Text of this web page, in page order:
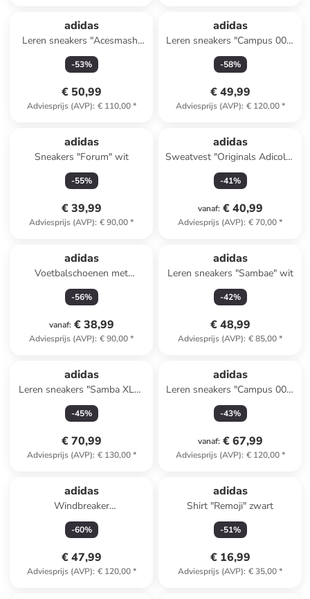
adidas
Leren sneakers "Acesmash"
beige
-53%
€ 50,99
Adviesprijs (AVP): € 110,00*
adidas
Leren sneakers "Campus 00s"
antraciet
-58%
€ 49,99
Adviesprijs (AVP): € 120,00*
adidas
Sneakers "Forum" wit
-55%
€ 39,99
Adviesprijs (AVP): € 90,00*
adidas
Sweatvest "Originals Adicolor
3-Stripes" turquoise
-41%
vanaf: € 40,99
Adviesprijs (AVP): € 70,00*
adidas
Voetbalschoenen met
multinoppen "Predator Freak
3 TF" donkerblauw
-56%
vanaf: € 38,99
Adviesprijs (AVP): € 90,00*
adidas
Leren sneakers "Sambae" wit
-42%
€ 48,99
Adviesprijs (AVP): € 85,00*
adidas
Leren sneakers "Samba XLG"
wit
-45%
€ 70,99
Adviesprijs (AVP): € 130,00*
adidas
Leren sneakers "Campus 00s"
paars
-43%
vanaf: € 67,99
Adviesprijs (AVP): € 120,00*
adidas
Windbreaker
donkerblauw/groen
-60%
€ 47,99
Adviesprijs (AVP): € 120,00*
adidas
Shirt "Remoji" zwart
-51%
€ 16,99
Adviesprijs (AVP): € 35,00*